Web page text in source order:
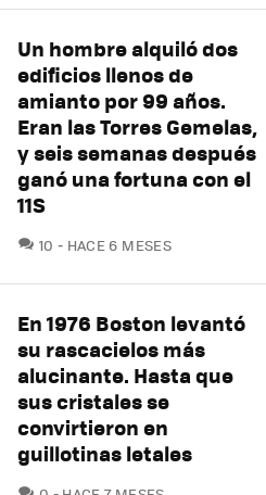
Un hombre alquiló dos
edificios llenos de
amianto por 99 años.
Eran las Torres Gemelas,
y seis semanas después
ganó una fortuna con el
11S
10 COMENTARIOS
HACE 6 MESES
En 1976 Boston levantó
su rascacielos más
alucinante. Hasta que
sus cristales se
convirtieron en
guillotinas letales
COMENTARIOS